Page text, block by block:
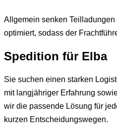
Allgemein senken
optimiert, sodass der
Spedition für Elba
Sie suchen einen starken
mit langjähriger Erfahrung
wir die passende Lösung für
kurzen Entscheidungswegen.